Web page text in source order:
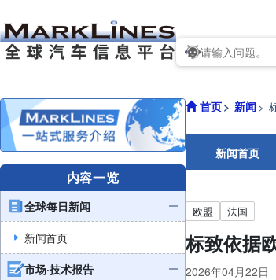
内容一览
全球每日新闻
新闻首页
市场·技术报告
首页 新闻
新闻首页
欧盟 法国
标致依据
2026年04月22日